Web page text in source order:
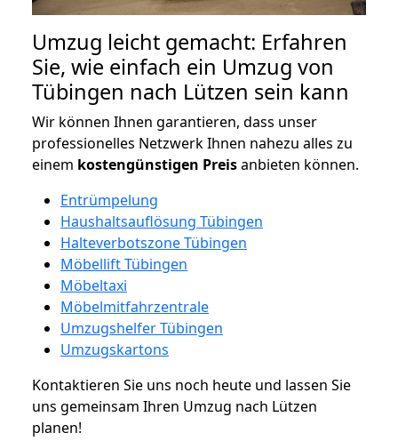
Umzug leicht gemacht: Erfahren
Sie, wie einfach ein Umzug von
Tübingen nach Lützen sein kann
Wir können Ihnen garantieren, dass unser
professionelles Netzwerk Ihnen nahezu alles zu
einem kostengünstigen Preisanbieten können.
Entrümpelung
Haushaltsauflösung Tübingen
Halteverbotszone Tübingen
Möbellift Tübingen
Möbeltaxi
Möbelmitfahrzentrale
Umzugshelfer Tübingen
Umzugskartons
Kontaktieren Sie uns noch heute und lassen Sie
uns gemeinsam Ihren Umzug nach Lützen
planen!